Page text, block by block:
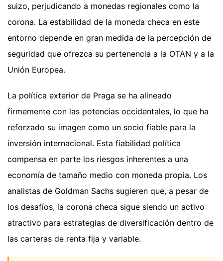
suizo, perjudicando a monedas regionales como la
corona. La estabilidad de la moneda checa en este
entorno depende en gran medida de la percepción de
seguridad que ofrezca su pertenencia a la OTAN y a la
Unión Europea.
La política exterior de Praga se ha alineado
firmemente con las potencias occidentales, lo que ha
reforzado su imagen como un socio fiable para la
inversión internacional. Esta fiabilidad política
compensa en parte los riesgos inherentes a una
economía de tamaño medio con moneda propia. Los
analistas de Goldman Sachs sugieren que, a pesar de
los desafíos, la corona checa sigue siendo un activo
atractivo para estrategias de diversificación dentro de
las carteras de renta fija y variable.